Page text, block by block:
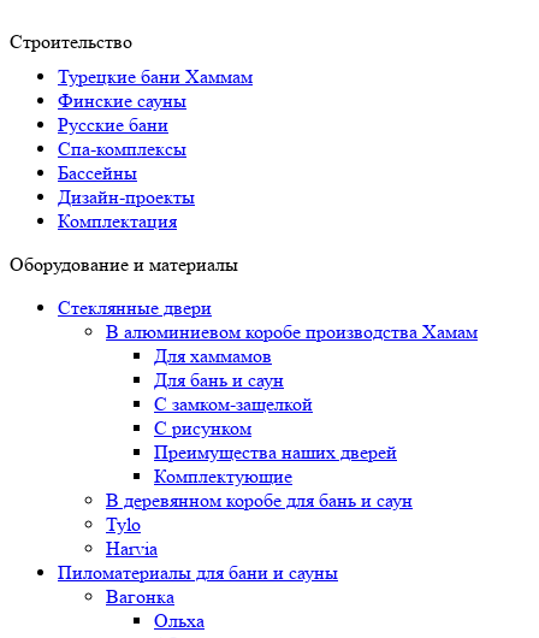
Строительство
Турeцкие бaни Хаммам
Финские сауны
Русские бани
Спа-комплексы
Бассейны
Дизайн-проекты
Комплектация
Оборудование и материалы
Стеклянные двери
В алюминиевом коробе производства Хамам
Для хаммамов
Для бань и саун
С замком-защелкой
С рисунком
Преимущества наших дверей
Комплектующие
В деревянном коробе для бань и саун
Tylo
Harvia
Пиломатериалы для бани и сауны
Вагонка
Ольха